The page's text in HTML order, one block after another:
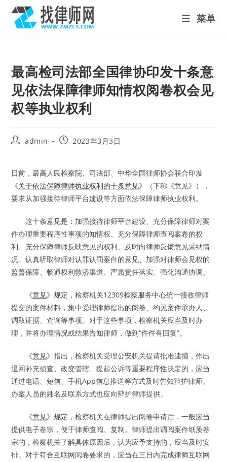
content
菜单
最高检司法部全国律协印发十条意
见依法保障律师知情权阅卷权会见
权等执业权利
Postadmin
Post2023年3月3日
日前，最高人民检察院、司法部、中华全国律师协会联合印发
《关于依法保障律师执业权利的十条意见》（下称《意见》），
要求从加强接待律师平台建设等方面依法保障律师执业权利。
这十条意见是：加强接待律师平台建设、充分保障律师对案
件办理重要程序性事项的知情权、充分保障律师查阅案卷的权
利、充分保障律师反映意见的权利、及时向律师反馈意见采纳情
况、认真听取律师对认罪认罚案件的意见、加强对律师会见权的
监督保障、畅通权利救济渠道、严肃责任落实、强化沟通协调。
《意见》规定，检察机关12309检察服务中心统一接收律师
提交的案件材料，集中受理律师提出的阅卷、约见案件承办人、
调取证据、查询等事项。对于这些事项，检察机关应当及时办
理，并将办理情况或结果告知律师，做到“件件有回复”。
《意见》指出，检察机关受理公安机关提请批准逮捕，作出
退回补充侦查、改变管辖、提起公诉等重要程序性决定的，应当
通过电话、短信、手机App信息推送等方式及时告知辩护律师。
办案人员的姓名及联系方式也应向辩护律师提供。
《意见》规定，检察机关在律师提出阅卷申请后，一般应当
提供电子卷宗，便于律师查阅、复制。律师提出调阅案件纸质卷
宗的，检察机关了解具体原因后，认为应予支持的，应当及时安
排。对于符合互联网阅卷要求的，应当在三日内完成律师互联网